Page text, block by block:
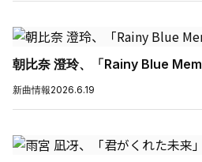
朝比奈 澄玲、「Rainy Blue
新曲情報2026.6.19